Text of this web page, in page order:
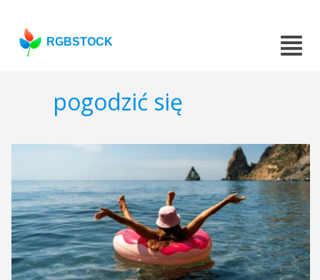
RGBSTOCK
pogodzić się